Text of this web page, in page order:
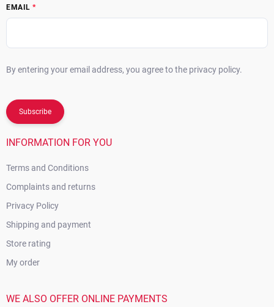
EMAIL
By entering your email address, you agree to the privacy policy.
Subscribe
INFORMATION FOR YOU
Terms and Conditions
Complaints and returns
Privacy Policy
Shipping and payment
Store rating
My order
WE ALSO OFFER ONLINE PAYMENTS